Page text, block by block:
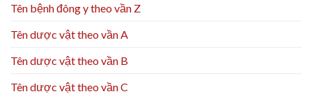
Tên bệnh đông y theo vần Z
Tên dược vật theo vần A
Tên dược vật theo vần B
Tên dược vật theo vần C